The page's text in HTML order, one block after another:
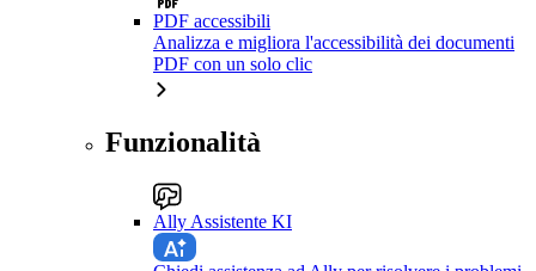
PDF accessibili
Analizza e migliora l'accessibilità dei documenti
PDF con un solo clic
Funzionalità
Ally Assistente KI